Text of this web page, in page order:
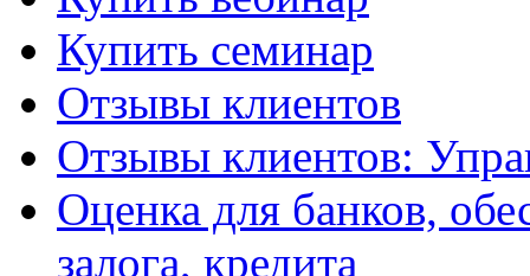
Купить семинар
Отзывы клиентов
Отзывы клиентов:
Оценка для банков,
залога, кредита